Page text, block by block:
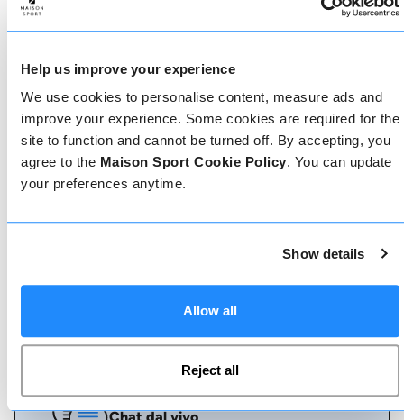
Help us improve your experience
We use cookies to personalise content, measure ads and
improve your experience. Some cookies are required for the
site to function and cannot be turned off. By accepting, you
agree to the Maison Sport Cookie Policy. You can update
your preferences anytime.
Show details
Allow all
Reject all
Come prenotare
semplice, il nostro team di esperti è sempre a
disposizione per aiutarvi: prenotate subito online
o parlate con il nostro team se avete bisogno di
Chat dal vivo